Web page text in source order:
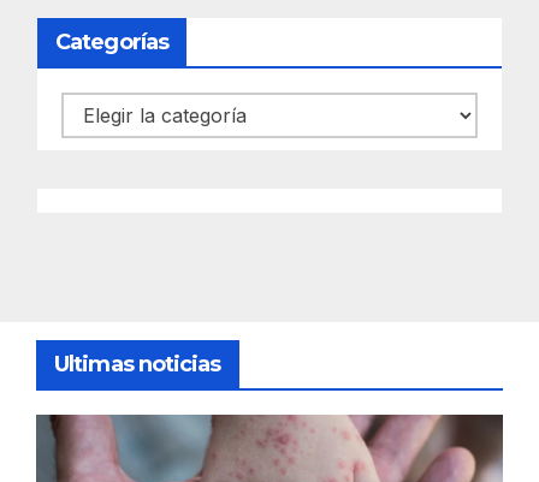
Categorías
Categorías
Ultimas noticias